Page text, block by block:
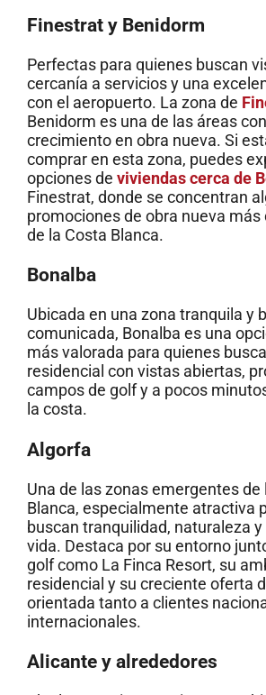
Finestrat y Benidorm
Perfectas para quienes buscan
cercanía a servicios y una
con el aeropuerto. La zona de
Benidorm es una de las áreas
crecimiento en obra nueva. Si
comprar en esta zona, puedes
opciones de viviendas cerca de
Finestrat, donde se concentran
promociones de obra nueva
de la Costa Blanca.
Bonalba
Ubicada en una zona tranquila y
comunicada, Bonalba es una
más valorada para quienes
residencial con vistas abiertas,
campos de golf y a pocos
la costa.
Algorfa
Una de las zonas emergentes de
Blanca, especialmente atractiva
buscan tranquilidad, naturaleza y
vida. Destaca por su entorno
golf como La Finca Resort, su
residencial y su creciente oferta
orientada tanto a clientes
internacionales.
Alicante y alrededores